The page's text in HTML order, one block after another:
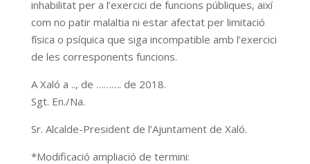
inhabilitat per a l’exercici de funcions públiques, així
com no patir malaltia ni estar afectat per limitació
física o psíquica que siga incompatible amb l’exercici
de les corresponents funcions.
A Xaló a .., de ………. de 2018.
Sgt. En./Na.
Sr. Alcalde-President de l’Ajuntament de Xaló.
*Modificació ampliació de termini: